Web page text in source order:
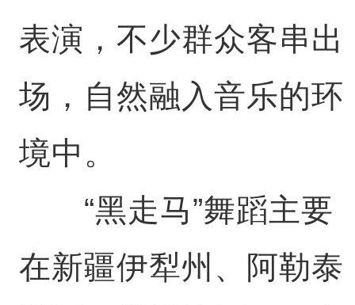
表演，不少群众客串出
场，自然融入音乐的环
境中。
“黑走马”舞蹈主要
在新疆伊犁州、阿勒泰